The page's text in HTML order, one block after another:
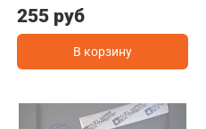
255 руб
В корзину